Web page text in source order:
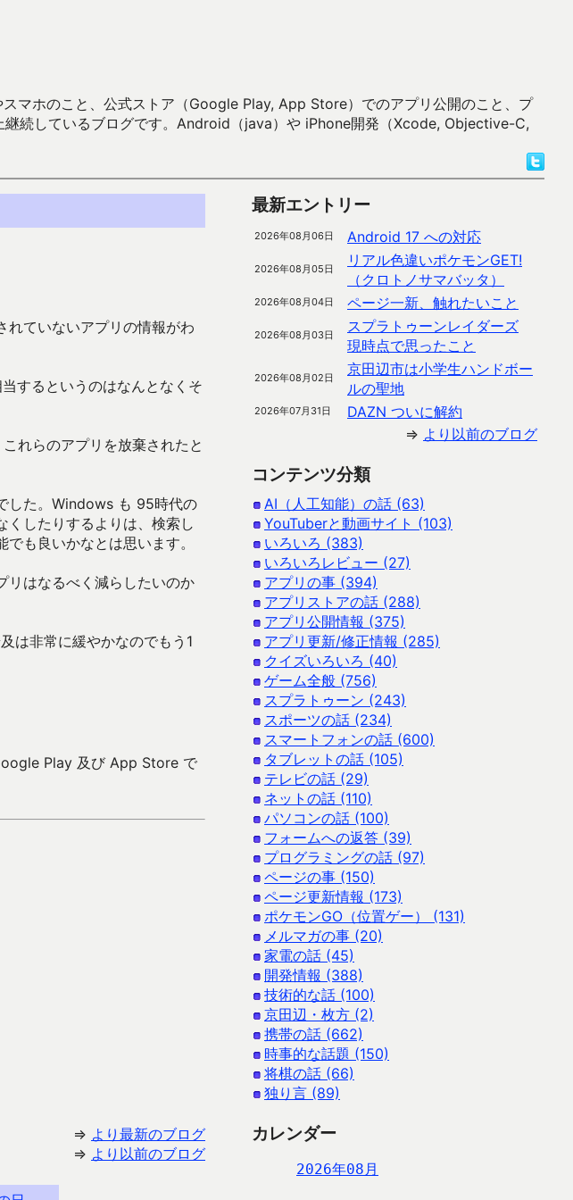
マホのこと、公式ストア（Google Play, App Store）でのアプリ公開のこと、プ
続しているブログです。Android（java）や iPhone開発（Xcode, Objective-C,
れていないアプリの情報がわ
するというのはなんとなくそ
れらのアプリを放棄されたと
した。Windows も 95時代の
くしたりするよりは、検索し
も良いかなとは思います。
リはなるべく減らしたいのか
は非常に緩やかなのでもう1
Play 及び App Store で
⇒ より最新のブログ
⇒ より以前のブログ
最新エントリー
2026年08月06日 Android 17 への対応
2026年08月05日
リアル色違いポケモンGET!
（クロトノサマバッタ）
2026年08月04日 ページ一新、触れたいこと
2026年08月03日
スプラトゥーンレイダーズ
現時点で思ったこと
2026年08月02日
京田辺市は小学生ハンドボー
ルの聖地
2026年07月31日
DAZN ついに解約
⇒ より以前のブログ
コンテンツ分類
AI（人工知能）の話 (63)
YouTuberと動画サイト (103)
いろいろ (383)
いろいろレビュー (27)
アプリの事 (394)
アプリストアの話 (288)
アプリ公開情報 (375)
アプリ更新/修正情報 (285)
クイズいろいろ (40)
ゲーム全般 (756)
スプラトゥーン (243)
スポーツの話 (234)
スマートフォンの話 (600)
タブレットの話 (105)
テレビの話 (29)
ネットの話 (110)
パソコンの話 (100)
フォームへの返答 (39)
プログラミングの話 (97)
ページの事 (150)
ページ更新情報 (173)
ポケモンGO（位置ゲー） (131)
メルマガの事 (20)
家電の話 (45)
開発情報 (388)
技術的な話 (100)
京田辺・枚方 (2)
携帯の話 (662)
時事的な話題 (150)
将棋の話 (66)
独り言 (89)
カレンダー
2026年08月